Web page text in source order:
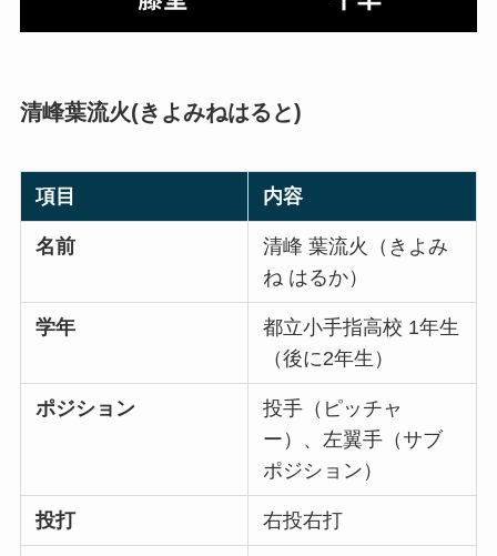
清峰葉流火(きよみねはると)
項目 内容
名前
清峰 葉流火（きよみ
ね はるか）
学年
都立小手指高校 1年生
（後に2年生）
ポジション
投手（ピッチャ
ー）、左翼手（サブ
ポジション）
投打 右投右打